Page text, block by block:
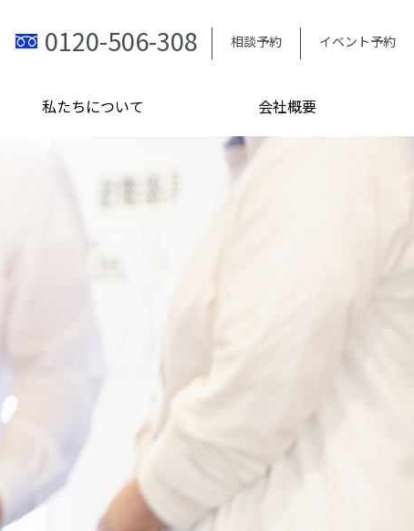
0120-506-308 相談予約 イベント予約
私たちについて 会社概要